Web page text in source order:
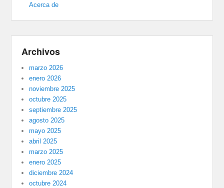
Acerca de
Archivos
marzo 2026
enero 2026
noviembre 2025
octubre 2025
septiembre 2025
agosto 2025
mayo 2025
abril 2025
marzo 2025
enero 2025
diciembre 2024
octubre 2024